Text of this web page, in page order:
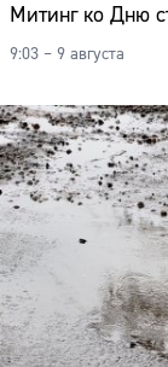
Митинг ко Дню
9:03 – 9 августа